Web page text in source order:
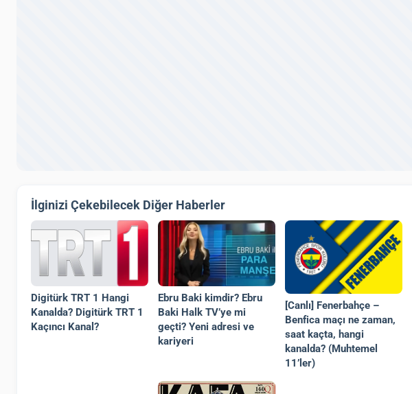
İlginizi Çekebilecek Diğer Haberler
Digitürk TRT 1 Hangi
Kanalda? Digitürk TRT 1
Kaçıncı Kanal?
Ebru Baki kimdir? Ebru
Baki Halk TV’ye mi
geçti? Yeni adresi ve
kariyeri
[Canlı] Fenerbahçe –
Benfica maçı ne zaman,
saat kaçta, hangi
kanalda? (Muhtemel
11’ler)